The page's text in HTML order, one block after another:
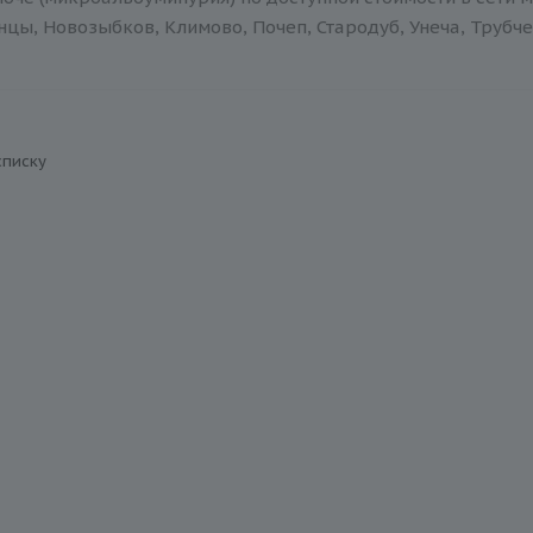
Новозыбков, Климово, Почеп, Стародуб, Унеча,